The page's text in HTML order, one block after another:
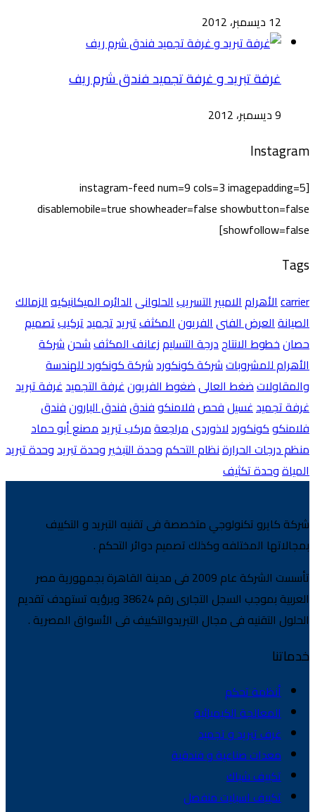
12 ديسمبر، 2012
غرفة تبريد و غرفة تجميد فندق شرم ريف
9 ديسمبر، 2012
Instagram
[instagram-feed num=9 cols=3 imagepadding=5
disablemobile=true showheader=false showbutton=false
showfollow=false]
Tags
carrierالأهرامالامبيرالتسريبالحلوانىالدائره الميكانيكيهالزمالك
الصيانةالعرض الفنىالفريونالمكثفتبريدتجميدتركيبتصميم
حصانخطوط الانتاجدرجة التسليمزعانف المكثفشحنشركة
الأهرام للمشروباتشركة كونكوردشركة كونكورد للهندسة
والمقاولاتضغط العالىضغوط الفريونغرفة التجميدغرفة تبريد
غرفة تجميدغسيلفحصفلامنكوفندقفندق البارونفندق
فلامنكوكونكوردلاذوردىمراجعةمركب تبريدمصنع أبو حماد
منظم درجات الحرارةنظام التحكموحدة التبخير وحدة تبريدوحدة تبريد
المياةوحدة تكثيف
شركة كايرو تكنولوجي متخصصة فى تقنيه التبريد و التكييف
بمجالاتها المختلفه وكذلك تصميم دوائر التحكم .
تأسست الشركة عام 2009 فى مدينة القاهرة بجمهورية مصر
العربية بموجب السجل التجارى رقم 38624 وبرؤيه تستهدف تقديم
الحلول التقنيه فى مجال التبريدوالتكييف فى الأسواق المصرية .
خدماتنا
أنظمة تحكم
المعالجة الكيميائية
غرف تبريد و تجميد
معدات صناعية و فندقية
تكييف شباك
تكييف اسبليت منفصل